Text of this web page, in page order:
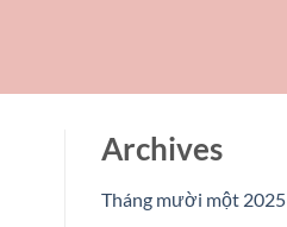
Archives
Tháng mười một 2025